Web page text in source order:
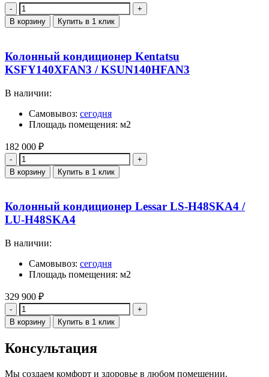
Количество
В корзину Купить в 1 клик
Колонный кондиционер Kentatsu
KSFY140XFAN3 / KSUN140HFAN3
В наличии:
Самовывоз: сегодня
Площадь помещения: м2
182 000 ₽
Количество
В корзину Купить в 1 клик
Колонный кондиционер Lessar LS-H48SKA4 /
LU-H48SKA4
В наличии:
Самовывоз: сегодня
Площадь помещения: м2
329 900 ₽
Количество
В корзину Купить в 1 клик
Консультация
Мы создаем комфорт и здоровье в любом помещении.